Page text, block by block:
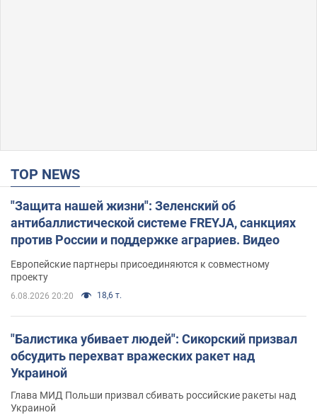
TOP NEWS
"Защита нашей жизни": Зеленский об
антибаллистической системе FREYJA, санкциях
против России и поддержке аграриев. Видео
Европейские партнеры присоединяются к совместному
проекту
6.08.2026 20:20 18,6 т.
"Балистика убивает людей": Сикорский призвал
обсудить перехват вражеских ракет над
Украиной
Глава МИД Польши призвал сбивать российские ракеты над
Украиной